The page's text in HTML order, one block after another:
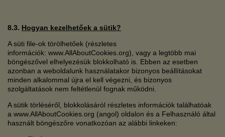
8.3. Hogyan kezelhetőek a sütik?
A süti file-ok törölhetőek (részletes
információk: www.AllAboutCookies.org), vagy a legtöbb mai
böngészővel elhelyezésük blokkolható is. Ebben az esetben
azonban a weboldalunk használatakor bizonyos beállításokat
minden alkalommal újra el kell végezni, és bizonyos
szolgáltatások nem feltétlenül fognak működni.
A sütik törléséről, blokkolásáról részletes információk találhatóak
a www.AllAboutCookies.org (angol) oldalon és a Felhasználó által
használt böngészőre vonatkozóan az alábbi linkeken: